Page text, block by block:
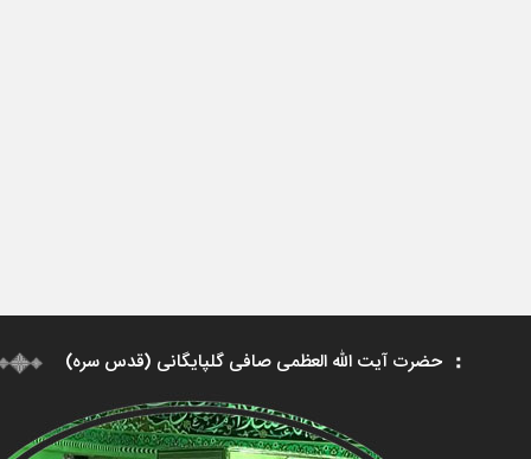
حضرت آیت الله العظمی صافی گلپایگانی (قدس سره)